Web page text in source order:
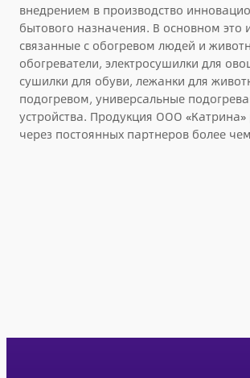
внедрением в производство
бытового назначения. В основном это
связанные с обогревом людей и
обогреватели, электросушилки для
сушилки для обуви, лежанки для
подогревом, универсальные
устройства. Продукция ООО «Катрина»
через постоянных партнеров более